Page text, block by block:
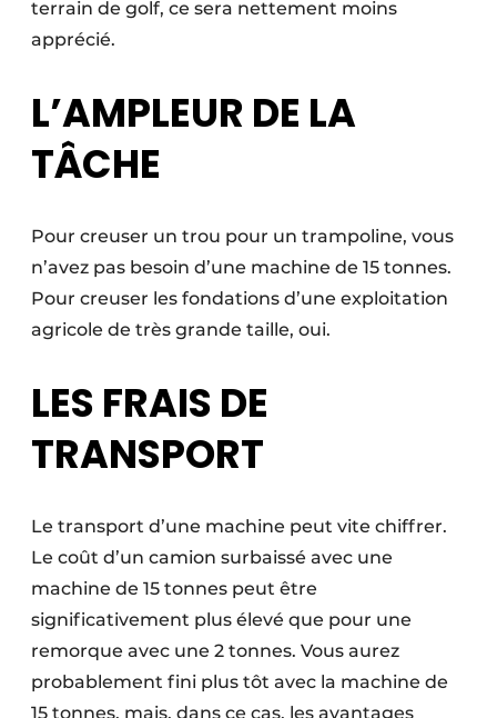
terrain de golf, ce sera nettement moins
apprécié.
L’AMPLEUR DE LA
TÂCHE
Pour creuser un trou pour un trampoline, vous
n’avez pas besoin d’une machine de 15 tonnes.
Pour creuser les fondations d’une exploitation
agricole de très grande taille, oui.
LES FRAIS DE
TRANSPORT
Le transport d’une machine peut vite chiffrer.
Le coût d’un camion surbaissé avec une
machine de 15 tonnes peut être
significativement plus élevé que pour une
remorque avec une 2 tonnes. Vous aurez
probablement fini plus tôt avec la machine de
15 tonnes, mais, dans ce cas, les avantages